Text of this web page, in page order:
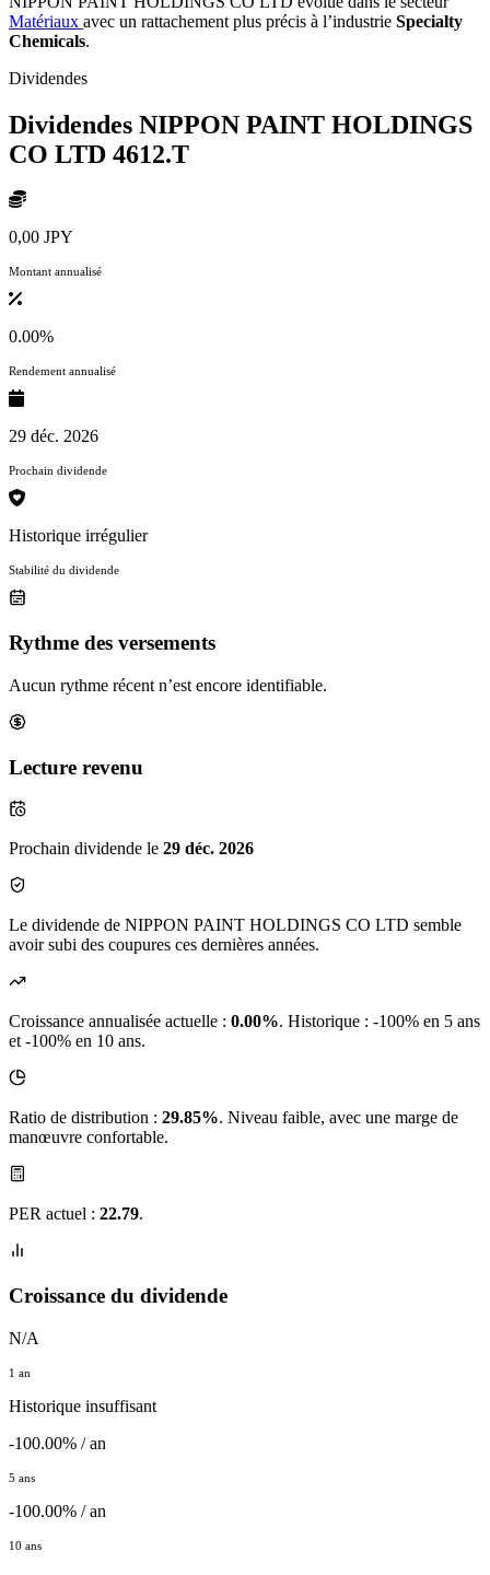
Matériaux avec un rattachement plus précis à l’industrie Specialty
Chemicals.
Dividendes
Dividendes NIPPON PAINT HOLDINGS
CO LTD 4612.T
0,00 JPY
Montant annualisé
0.00%
Rendement annualisé
29 déc. 2026
Prochain dividende
Historique irrégulier
Stabilité du dividende
Rythme des versements
Aucun rythme récent n’est encore identifiable.
Lecture revenu
Prochain dividende le 29 déc. 2026
Le dividende de NIPPON PAINT HOLDINGS CO LTD semble
avoir subi des coupures ces dernières années.
Croissance annualisée actuelle : 0.00%. Historique : -100% en 5 ans
et -100% en 10 ans.
Ratio de distribution : 29.85%. Niveau faible, avec une marge de
manœuvre confortable.
PER actuel : 22.79.
Croissance du dividende
N/A
1 an
Historique insuffisant
-100.00% / an
5 ans
-100.00% / an
10 ans